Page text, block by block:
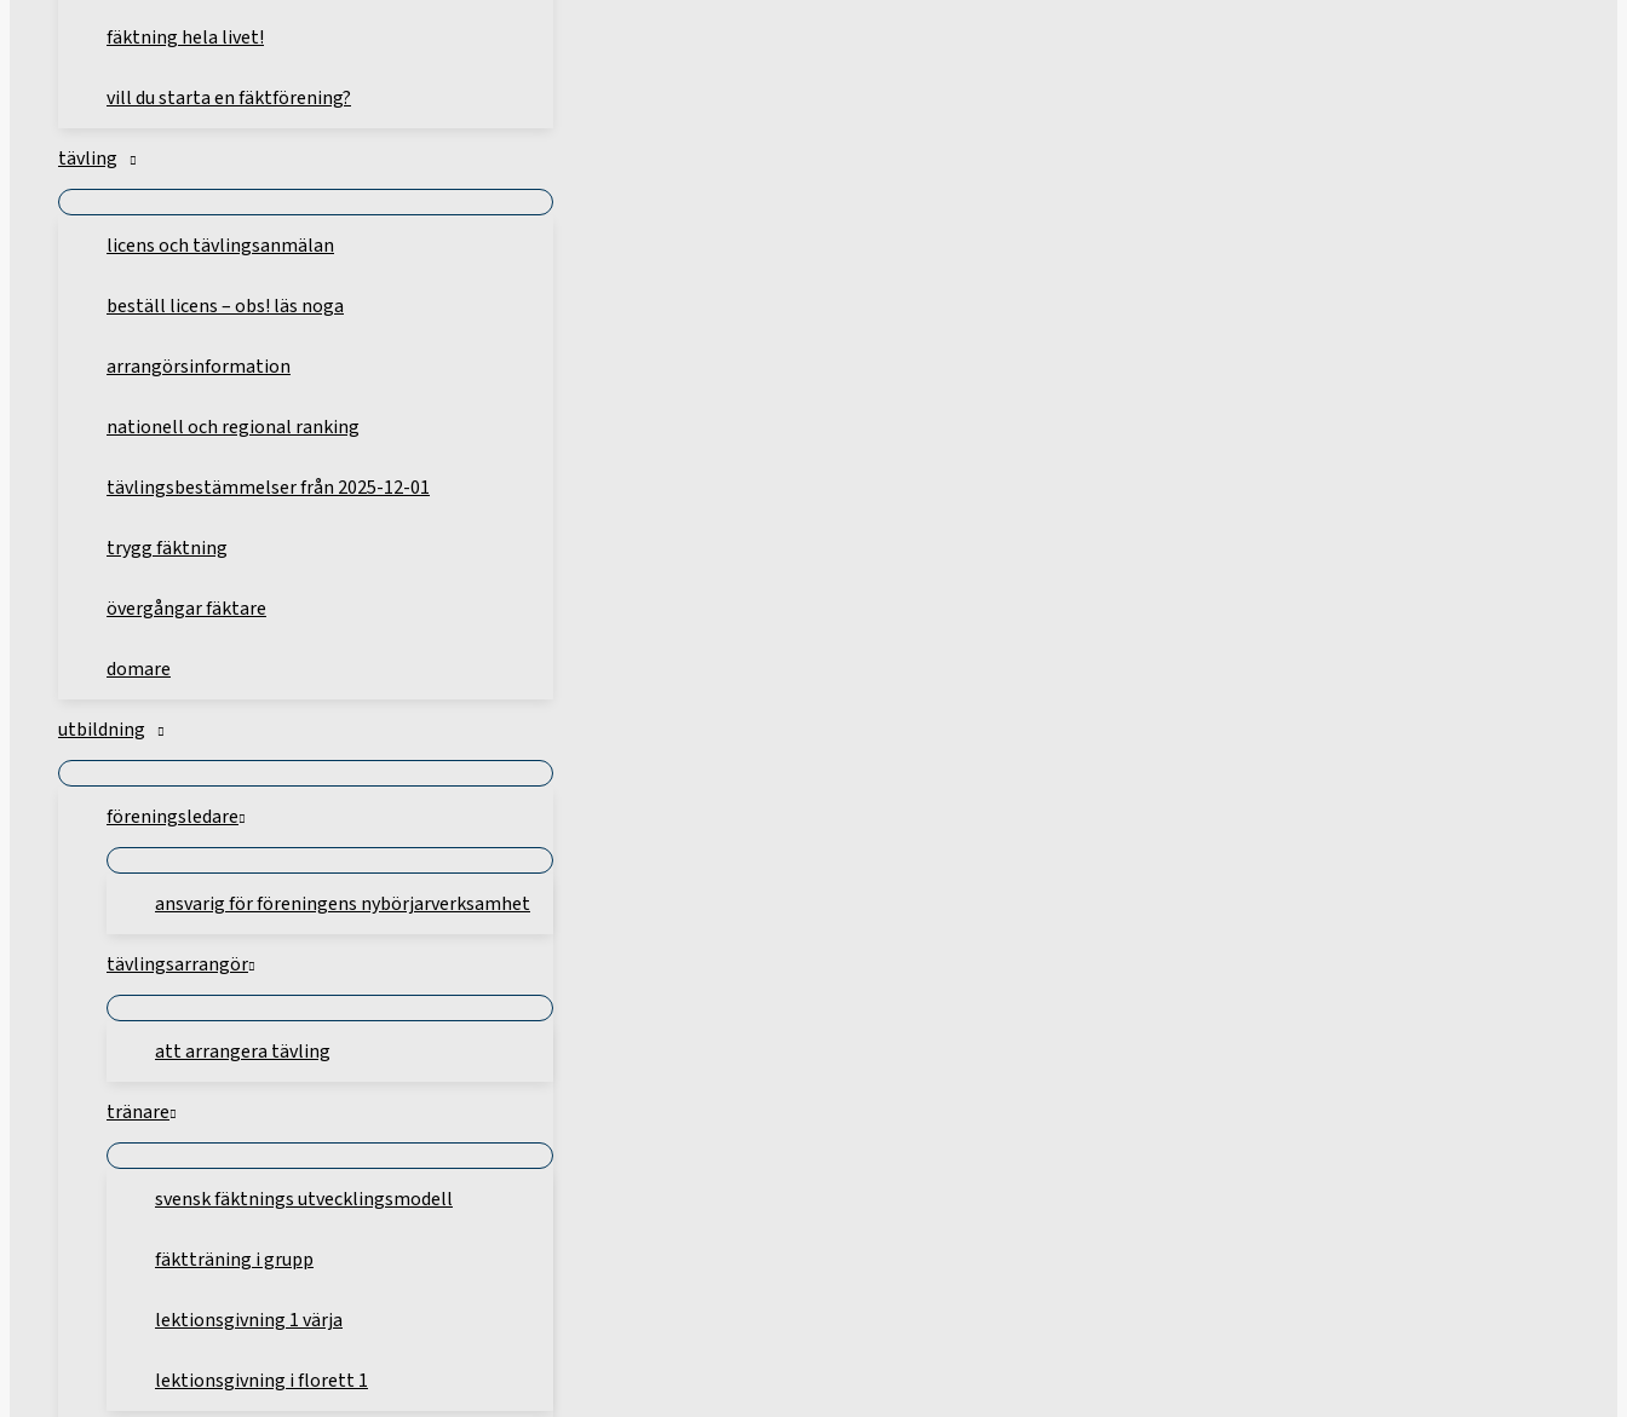
fäktning hela livet!
vill du starta en fäktförening?
tävling
licens och tävlingsanmälan
beställ licens – obs! läs noga
arrangörsinformation
nationell och regional ranking
tävlingsbestämmelser från 2025-12-01
trygg fäktning
övergångar fäktare
domare
utbildning
föreningsledare
ansvarig för föreningens nybörjarverksamhet
tävlingsarrangör
att arrangera tävling
tränare
svensk fäktnings utvecklingsmodell
fäktträning i grupp
lektionsgivning 1 värja
lektionsgivning i florett 1